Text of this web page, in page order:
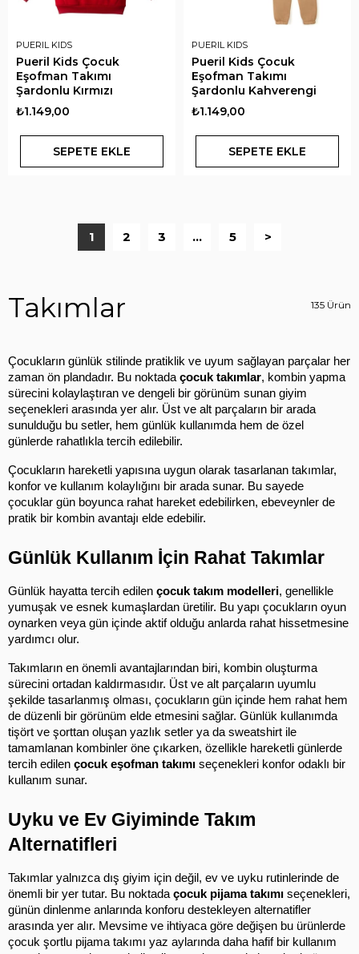
PUERIL KIDS
Pueril Kids Çocuk
Eşofman Takımı
Şardonlu Kırmızı
₺1.149,00
SEPETE EKLE
PUERIL KIDS
Pueril Kids Çocuk
Eşofman Takımı
Şardonlu Kahverengi
₺1.149,00
SEPETE EKLE
1 2 3 ... 5 >
Takımlar 135 Ürün
Çocukların günlük stilinde pratiklik ve uyum sağlayan parçalar her
zaman ön plandadır. Bu noktada çocuk takımlar, kombin yapma
sürecini kolaylaştıran ve dengeli bir görünüm sunan giyim
seçenekleri arasında yer alır. Üst ve alt parçaların bir arada
sunulduğu bu setler, hem günlük kullanımda hem de özel
günlerde rahatlıkla tercih edilebilir.
Çocukların hareketli yapısına uygun olarak tasarlanan takımlar,
konfor ve kullanım kolaylığını bir arada sunar. Bu sayede
çocuklar gün boyunca rahat hareket edebilirken, ebeveynler de
pratik bir kombin avantajı elde edebilir.
Günlük Kullanım İçin Rahat Takımlar
Günlük hayatta tercih edilen çocuk takım modelleri, genellikle
yumuşak ve esnek kumaşlardan üretilir. Bu yapı çocukların oyun
oynarken veya gün içinde aktif olduğu anlarda rahat hissetmesine
yardımcı olur.
Takımların en önemli avantajlarından biri, kombin oluşturma
sürecini ortadan kaldırmasıdır. Üst ve alt parçaların uyumlu
şekilde tasarlanmış olması, çocukların gün içinde hem rahat hem
de düzenli bir görünüm elde etmesini sağlar. Günlük kullanımda
tişört ve şorttan oluşan yazlık setler ya da sweatshirt ile
tamamlanan kombinler öne çıkarken, özellikle hareketli günlerde
tercih edilen çocuk eşofman takımı seçenekleri konfor odaklı bir
kullanım sunar.
Uyku ve Ev Giyiminde Takım
Alternatifleri
Takımlar yalnızca dış giyim için değil, ev ve uyku rutinlerinde de
önemli bir yer tutar. Bu noktada çocuk pijama takımı seçenekleri,
günün dinlenme anlarında konforu destekleyen alternatifler
arasında yer alır. Mevsime ve ihtiyaca göre değişen bu ürünlerde
çocuk şortlu pijama takımı yaz aylarında daha hafif bir kullanım